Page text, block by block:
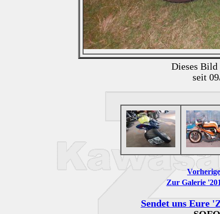
Dieses Bild
seit
Zur Galerie
Sendet uns Eure